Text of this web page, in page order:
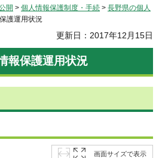
開 > 個人情報保護制度・手続 > 長野県の個人
護運用状況
更新日：2017年12月15日
報保護運用状況
画面サイズで表示